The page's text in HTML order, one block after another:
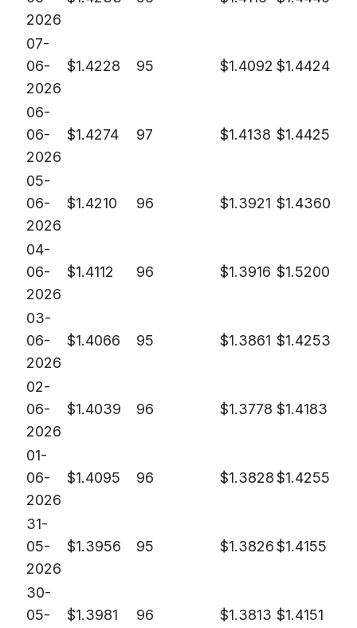
2026
07-
06-
2026
$1.4228 95 $1.4092 $1.4424
06-
06-
2026
$1.4274 97 $1.4138 $1.4425
05-
06-
2026
$1.4210 96 $1.3921 $1.4360
04-
06-
2026
$1.4112 96 $1.3916 $1.5200
03-
06-
2026
$1.4066 95 $1.3861 $1.4253
02-
06-
2026
$1.4039 96 $1.3778 $1.4183
01-
06-
2026
$1.4095 96 $1.3828$1.4255
31-
05-
2026
$1.3956 95 $1.3826$1.4155
30-
05-
$1.3981 96 $1.3813 $1.4151